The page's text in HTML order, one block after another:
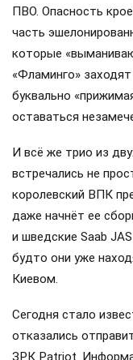
ПВО. Опасность
часть
которые
«Фламинго»
буквально
оставаться
И всё же трио из
встречались не
королевский ВПК
даже начнёт ее
и шведские Saab
будто они уже
Киевом.
Сегодня стало
отказались